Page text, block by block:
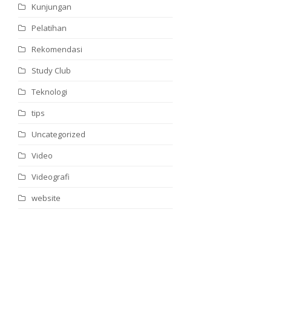
Kunjungan
Pelatihan
Rekomendasi
Study Club
Teknologi
tips
Uncategorized
Video
Videografi
website